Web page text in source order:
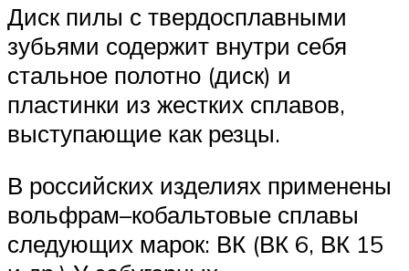
Диск пилы с твердосплавными
зубьями содержит внутри себя
стальное полотно (диск) и
пластинки из жестких сплавов,
выступающие как резцы.
В российских изделиях применены
вольфрам–кобальтовые сплавы
следующих марок: ВК (ВК 6, ВК 15